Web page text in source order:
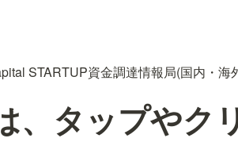
STARTUP資金調達情報局(国内・海
、タップやク